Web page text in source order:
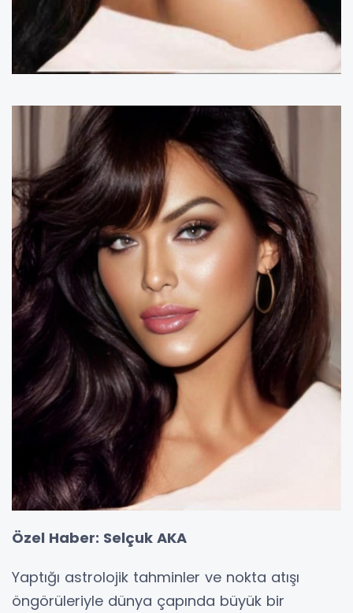
Özel Haber: Selçuk AKA
Yaptığı astrolojik tahminler ve nokta atışı
öngörüleriyle dünya çapında büyük bir